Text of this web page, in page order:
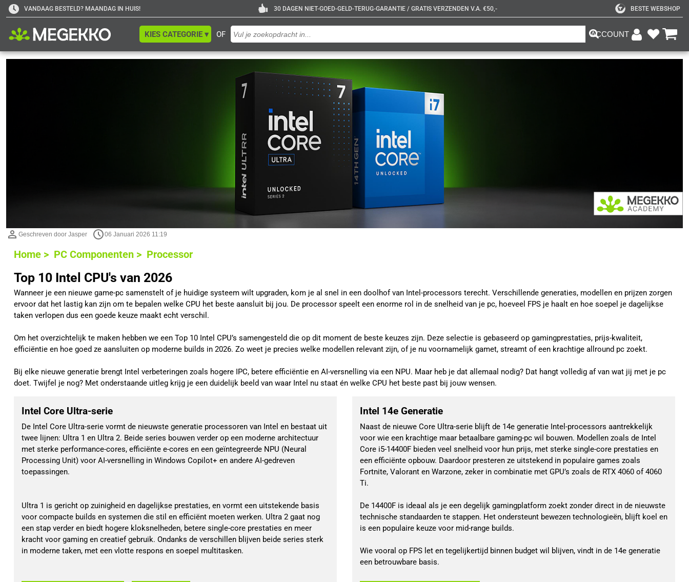
VANDAAG BESTELD? MAANDAG IN HUIS! 30 DAGEN NIET-GOED-GELD-TERUG-GARANTIE / GRATIS VERZENDEN V.A. €50,- BESTE WEBSHOP
OF
KIES CATEGORIE ▾ ACCOUNT
Geschreven door Jasper 06 Januari 2026 11:19
Home > PC Componenten > Processor
Top 10 Intel CPU's van 2026
Wanneer je een nieuwe game-pc samenstelt of je huidige systeem wilt upgraden, kom je al snel in een doolhof van Intel-processors terecht. Verschillende generaties, modellen en prijzen zorgen
ervoor dat het lastig kan zijn om te bepalen welke CPU het beste aansluit bij jou. De processor speelt een enorme rol in de snelheid van je pc, hoeveel FPS je haalt en hoe soepel je dagelijkse
taken verlopen dus een goede keuze maakt echt verschil.
Om het overzichtelijk te maken hebben we een Top 10 Intel CPU’s samengesteld die op dit moment de beste keuzes zijn. Deze selectie is gebaseerd op gamingprestaties, prijs-kwaliteit,
efficiëntie en hoe goed ze aansluiten op moderne builds in 2026. Zo weet je precies welke modellen relevant zijn, of je nu voornamelijk gamet, streamt of een krachtige allround pc zoekt.
Bij elke nieuwe generatie brengt Intel verbeteringen zoals hogere IPC, betere efficiëntie en AI-versnelling via een NPU. Maar heb je dat allemaal nodig? Dat hangt volledig af van wat jij met je pc
doet. Twijfel je nog? Met onderstaande uitleg krijg je een duidelijk beeld van waar Intel nu staat én welke CPU het beste past bij jouw wensen.
Intel Core Ultra-serie
De Intel Core Ultra-serie vormt de nieuwste generatie processoren van Intel en bestaat uit
twee lijnen: Ultra 1 en Ultra 2. Beide series bouwen verder op een moderne architectuur
met sterke performance-cores, efficiënte e-cores en een geïntegreerde NPU (Neural
Processing Unit) voor AI-versnelling in Windows Copilot+ en andere AI-gedreven
toepassingen.
Ultra 1 is gericht op zuinigheid en dagelijkse prestaties, en vormt een uitstekende basis
voor compacte builds en systemen die stil en efficiënt moeten werken. Ultra 2 gaat nog
een stap verder en biedt hogere kloksnelheden, betere single-core prestaties en meer
kracht voor gaming en creatief gebruik. Ondanks de verschillen blijven beide series sterk
in moderne taken, met een vlotte respons en soepel multitasken.
Intel 14e Generatie
Naast de nieuwe Core Ultra-serie blijft de 14e generatie Intel-processors aantrekkelijk
voor wie een krachtige maar betaalbare gaming-pc wil bouwen. Modellen zoals de Intel
Core i5-14400F bieden veel snelheid voor hun prijs, met sterke single-core prestaties en
een efficiënte opbouw. Daardoor presteren ze uitstekend in populaire games zoals
Fortnite, Valorant en Warzone, zeker in combinatie met GPU’s zoals de RTX 4060 of 4060
Ti.
De 14400F is ideaal als je een degelijk gamingplatform zoekt zonder direct in de nieuwste
technische standaarden te stappen. Het ondersteunt bewezen technologieën, blijft koel en
is een populaire keuze voor mid-range builds.
Wie vooral op FPS let en tegelijkertijd binnen budget wil blijven, vindt in de 14e generatie
een betrouwbare basis.